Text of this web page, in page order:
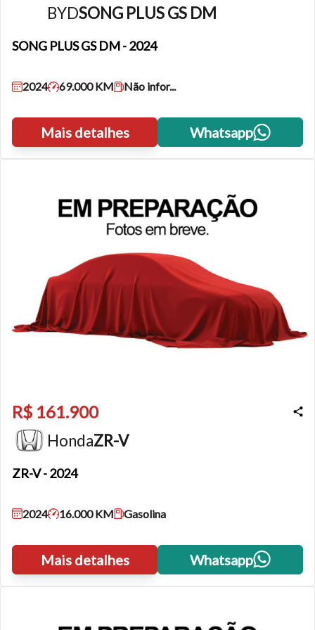
BYDSONG PLUS GS DM
SONG PLUS GS DM- 2024
2024 69.000 KM Não infor...
Mais detalhes Whatsapp
R$ 161.900
HondaZR-V
ZR-V- 2024
2024 16.000 KM Gasolina
Mais detalhes Whatsapp